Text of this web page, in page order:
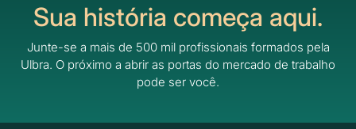
Sua história começa aqui.
Junte-se a mais de 500 mil profissionais formados pela
Ulbra. O próximo a abrir as portas do mercado de trabalho
pode ser você.